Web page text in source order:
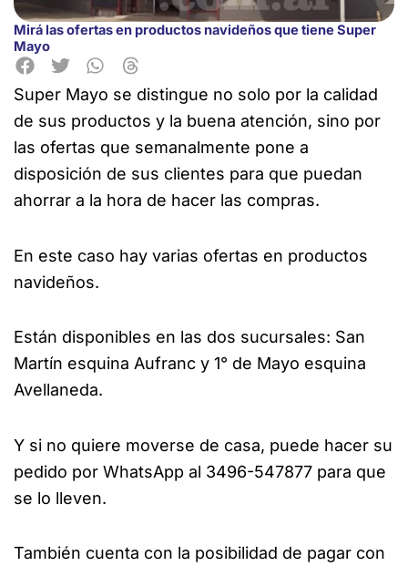
Mirá las ofertas en productos navideños que tiene Super
Mayo
Super Mayo se distingue no solo por la calidad
de sus productos y la buena atención, sino por
las ofertas que semanalmente pone a
disposición de sus clientes para que puedan
ahorrar a la hora de hacer las compras.
En este caso hay varias ofertas en productos
navideños.
Están disponibles en las dos sucursales: San
Martín esquina Aufranc y 1° de Mayo esquina
Avellaneda.
Y si no quiere moverse de casa, puede hacer su
pedido por WhatsApp al 3496-547877 para que
se lo lleven.
También cuenta con la posibilidad de pagar con